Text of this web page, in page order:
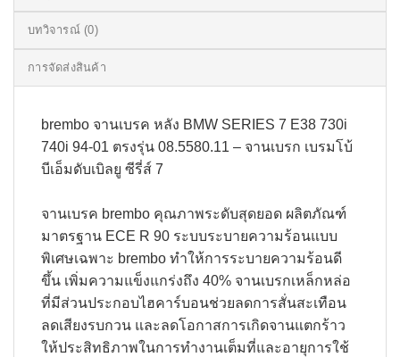
บทวิจารณ์ (0)
การจัดส่งสินค้า
brembo จานเบรค หลัง BMW SERIES 7 E38 730i
740i 94-01 ตรงรุ่น 08.5580.11 – จานเบรก เบรมโบ้
บีเอ็มดับเบิลยู ซีรี่ส์ 7
จานเบรค brembo คุณภาพระดับสุดยอด ผลิตภัณฑ์
มาตรฐาน ECE R 90 ระบบระบายความร้อนแบบ
พิเศษเฉพาะ brembo ทำให้การระบายความร้อนดี
ขึ้น เพิ่มความแข็งแกร่งถึง 40% จานเบรกเหล็กหล่อ
ที่มีส่วนประกอบไฮคาร์บอนช่วยลดการสั่นสะเทือน
ลดเสียงรบกวน และลดโอกาสการเกิดจานแตกร้าว
ให้ประสิทธิภาพในการทำงานเต็มที่และอายุการใช้